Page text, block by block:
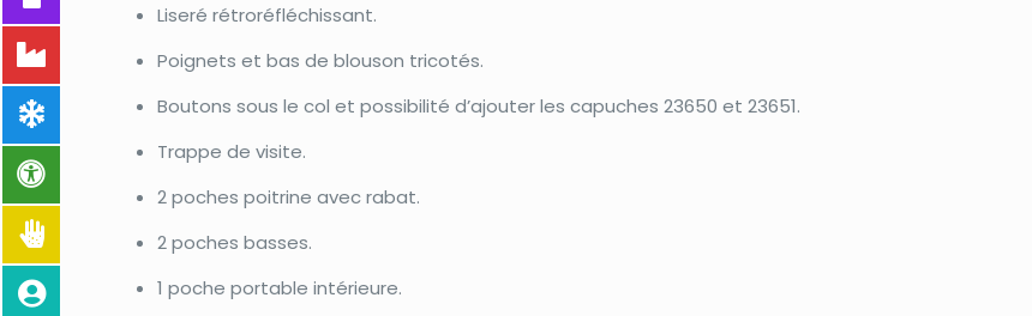
Liseré rétroréfléchissant.
Poignets et bas de blouson tricotés.
Boutons sous le col et possibilité d’ajouter les capuches 23650 et 23651.
Trappe de visite.
2 poches poitrine avec rabat.
2 poches basses.
1 poche portable intérieure.